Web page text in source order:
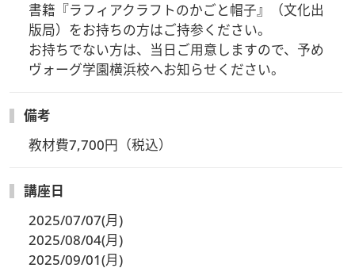
書籍『ラフィアクラフトのかごと帽子』（文化出
版局）をお持ちの方はご持参ください。
お持ちでない方は、当日ご用意しますので、予め
ヴォーグ学園横浜校へお知らせください。
備考
教材費7,700円（税込）
講座日
2025/07/07(月)
2025/08/04(月)
2025/09/01(月)